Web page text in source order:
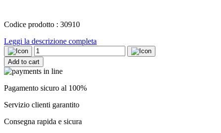
Codice prodotto : 30910
Leggi la descrizione completa
Ingranditori
binoculari
Gima
Chic
2,5X
340
quantity
Add to cart
Pagamento sicuro al 100%
Servizio clienti garantito
Consegna rapida e sicura